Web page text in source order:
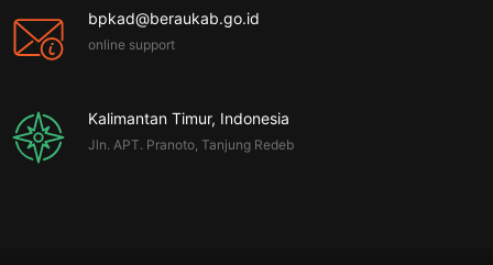
bpkad@beraukab.go.id
online support
Kalimantan Timur, Indonesia
Jln. APT. Pranoto, Tanjung Redeb